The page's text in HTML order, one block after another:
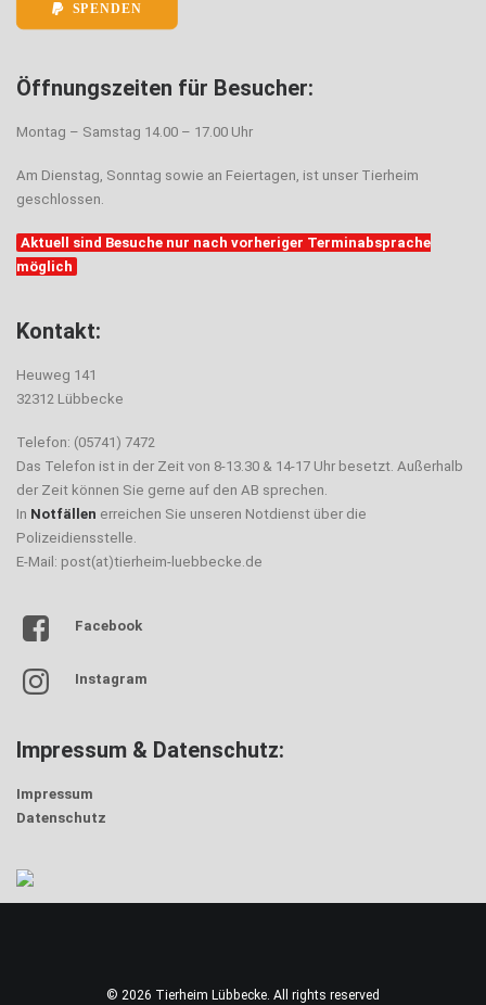
SPENDEN
Öffnungszeiten für Besucher:
Montag – Samstag 14.00 – 17.00 Uhr
Am Dienstag, Sonntag sowie an Feiertagen, ist unser Tierheim
geschlossen.
Aktuell sind Besuche nur nach vorheriger Terminabsprache
möglich
Kontakt:
Heuweg 141
32312 Lübbecke
Telefon: (05741) 7472
Das Telefon ist in der Zeit von 8-13.30 & 14-17 Uhr besetzt. Außerhalb
der Zeit können Sie gerne auf den AB sprechen.
In Notfällen erreichen Sie unseren Notdienst über die
Polizeidiensstelle.
E-Mail: post(at)tierheim-luebbecke.de
Facebook
Instagram
Impressum & Datenschutz:
Impressum
Datenschutz
© 2026 Tierheim Lübbecke. All rights reserved